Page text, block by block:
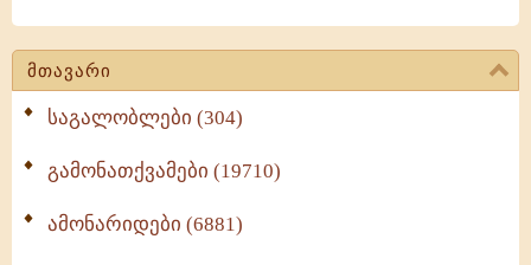
მთავარი
საგალობლები (304)
გამონათქვამები (19710)
ამონარიდები (6881)